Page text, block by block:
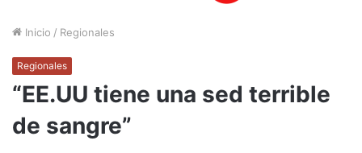
Inicio / Regionales
Regionales
“EE.UU tiene una sed terrible
de sangre”